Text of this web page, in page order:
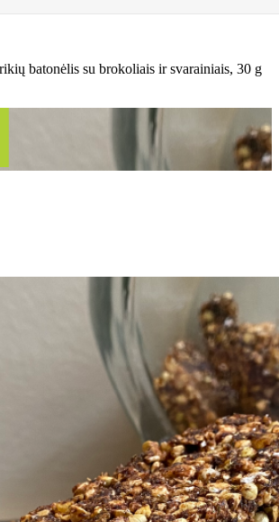
batonėlis su brokoliais ir svarainiais, 30 g